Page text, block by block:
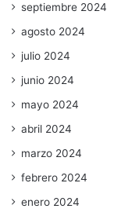
septiembre 2024
agosto 2024
julio 2024
junio 2024
mayo 2024
abril 2024
marzo 2024
febrero 2024
enero 2024